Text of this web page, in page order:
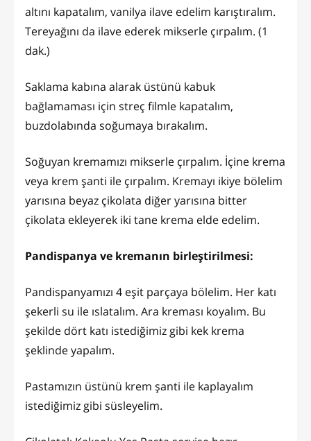
altını kapatalım, vanilya ilave edelim karıştıralım.
Tereyağını da ilave ederek mikserle çırpalım. (1
dak.)
Saklama kabına alarak üstünü kabuk
bağlamaması için streç filmle kapatalım,
buzdolabında soğumaya bırakalım.
Soğuyan kremamızı mikserle çırpalım. İçine krema
veya krem şanti ile çırpalım. Kremayı ikiye bölelim
yarısına beyaz çikolata diğer yarısına bitter
çikolata ekleyerek iki tane krema elde edelim.
Pandispanya ve kremanın birleştirilmesi:
Pandispanyamızı 4 eşit parçaya bölelim. Her katı
şekerli su ile ıslatalım. Ara kreması koyalım. Bu
şekilde dört katı istediğimiz gibi kek krema
şeklinde yapalım.
Pastamızın üstünü krem şanti ile kaplayalım
istediğimiz gibi süsleyelim.